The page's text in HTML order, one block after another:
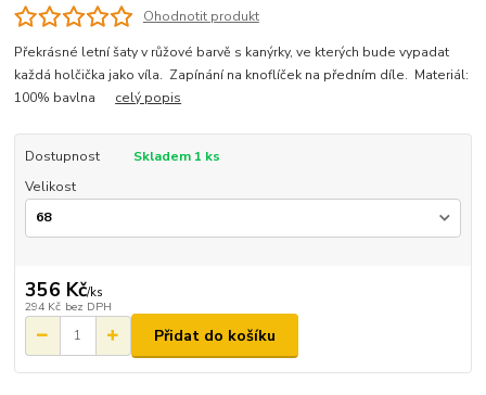
Ohodnotit produkt
Překrásné letní šaty v růžové barvě s kanýrky, ve kterých bude vypadat
každá holčička jako víla. Zapínání na knoflíček na předním díle. Materiál:
100% bavlna celý popis
Dostupnost
Skladem 1 ks
Velikost
356 Kč/ks
294 Kč bez DPH
Přidat do košíku